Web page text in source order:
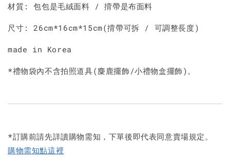
材質: 包包是毛絨面料 / 揹帶是布面料
尺寸: 26cm*16cm*15cm(揹帶可拆 / 可調整長度)
made in Korea
*禮物袋內不含拍照道具(麋鹿擺飾/小禮物盒擺飾)。
*訂購前請先詳讀購物需知，下單後即代表同意賣場規定。
購物需知點這裡